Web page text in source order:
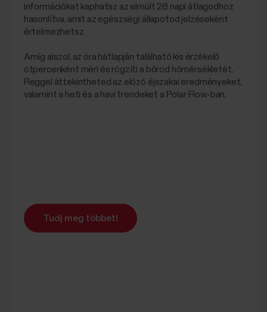
információkat kaphatsz az elmúlt 28 napi átlagodhoz
hasonlítva, amit az egészségi állapotod jelzéseként
értelmezhetsz.
Amíg alszol, az óra hátlapján található kis érzékelő
ötpercenként méri és rögzíti a bőröd hőmérsékletét.
Reggel áttekintheted az előző éjszakai eredményeket,
valamint a heti és a havi trendeket a Polar Flow-ban.
Tudj meg többet!